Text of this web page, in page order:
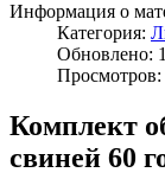
Информация о
Категория:
Обновлено:
Просмотров:
Комплект
свиней 60